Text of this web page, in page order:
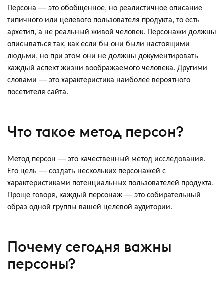
Персона — это обобщенное, но реалистичное описание
типичного или целевого пользователя продукта, то есть
архетип, а не реальный живой человек. Персонажи должны
описываться так, как если бы они были настоящими
людьми, но при этом они не должны документировать
каждый аспект жизни воображаемого человека. Другими
словами — это характеристика наиболее вероятного
посетителя сайта.
Что такое метод персон?
Метод персон — это качественный метод исследования.
Его цель — создать нескольких персонажей с
характеристиками потенциальных пользователей продукта.
Проще говоря, каждый персонаж — это собирательный
образ одной группы вашей целевой аудитории.
Почему сегодня важны
персоны?